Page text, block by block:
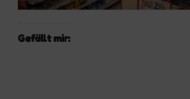
Gefällt mir: